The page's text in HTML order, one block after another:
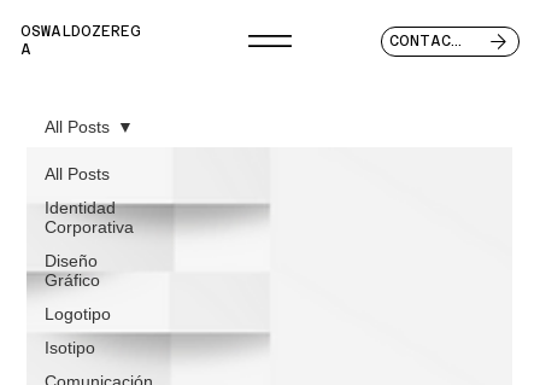
OSWALDOZEREG
A
CONTACTO
All Posts
Identidad
Corporativa
Diseño
Gráfico
Logotipo
Isotipo
All Posts